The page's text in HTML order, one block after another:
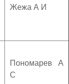
Жежа А И
Пономарев А
С